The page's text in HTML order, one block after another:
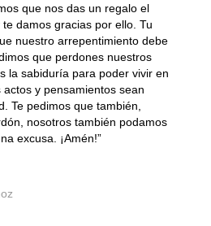
que nos das un regalo el
damos gracias por ello. Tu
nuestro arrepentimiento debe
que perdones nuestros
la sabiduría para poder vivir en
y pensamientos sean
Te pedimos que también,
nosotros también podamos
excusa. ¡Amén!”